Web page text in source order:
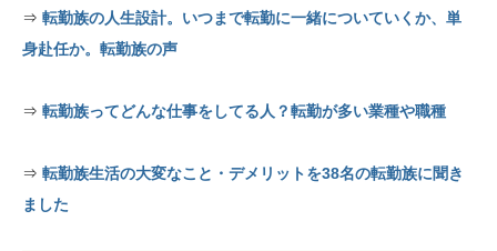
⇒ 転勤族の人生設計。いつまで転勤に一緒についていくか、単
身赴任か。転勤族の声
⇒ 転勤族ってどんな仕事をしてる人？転勤が多い業種や職種
⇒ 転勤族生活の大変なこと・デメリットを38名の転勤族に聞き
ました